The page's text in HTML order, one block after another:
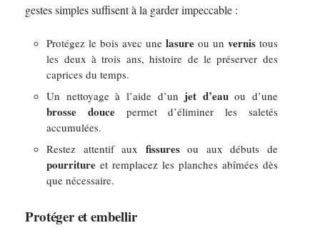
gestes simples suffisent à la garder impeccable :
Protégez le bois avec une lasureou un vernistous
les deux à trois ans, histoire de le préserver des
caprices du temps.
Un nettoyage à l’aide d’un jet d’eauou d’une
brosse douce permet d’éliminer les saletés
accumulées.
Restez attentif aux fissuresou aux débuts de
pourriture et remplacez les planches abîmées dès
que nécessaire.
Protéger et embellir